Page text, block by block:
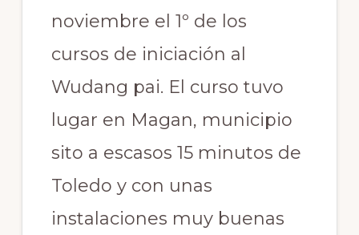
noviembre el 1º de los
cursos de iniciación al
Wudang pai. El curso tuvo
lugar en Magan, municipio
sito a escasos 15 minutos de
Toledo y con unas
instalaciones muy buenas